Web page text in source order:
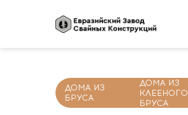
ДОМА ИЗ
БРУСА
ДОМА ИЗ
КЛЕЕНОГО
БРУСА